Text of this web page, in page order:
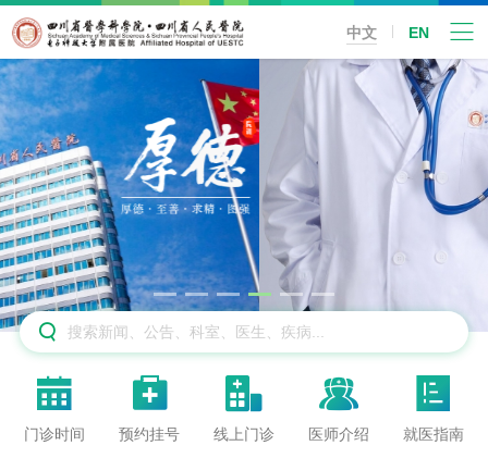
中文 EN


门诊时间

预约挂号

线上门诊

医师介绍

就医指南